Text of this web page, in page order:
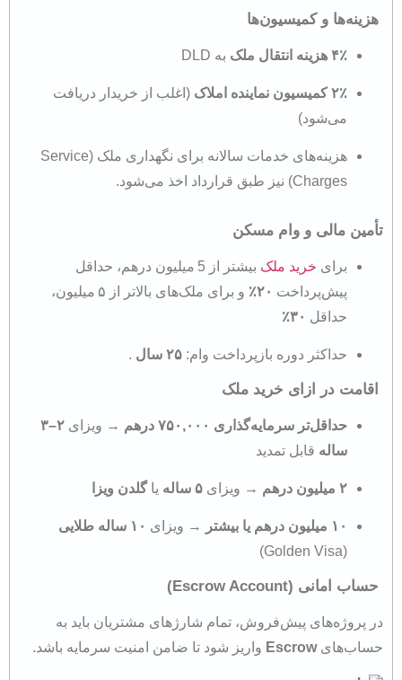
هزینه‌ها و کمیسیون‌ها
۴٪ هزینه انتقال ملک به DLD
۲٪ کمیسیون نماینده املاک
(اغلب از خریدار دریافت
می‌شود)
هزینه‌های خدمات سالانه برای نگهداری ملک (Service
Charges) نیز طبق قرارداد اخذ می‌شود.
تأمین مالی و وام مسکن
برای خرید ملک
بیشتر از 5 میلیون درهم، حداقل
پیش‌پرداخت ۲۰٪
و برای ملک‌های بالاتر از ۵ میلیون،
حداقل ۳۰٪
حداکثر دوره بازپرداخت وام: ۲۵ سال .
اقامت در ازای خرید ملک
حداقل‌تر سرمایه‌گذاری ۷۵۰,۰۰۰ درهم → ویزای
۲–۳
ساله قابل تمدید
۲ میلیون درهم → ویزای ۵ ساله یاگلدن ویزا
۱۰ میلیون درهم یا بیشتر → ویزای ۱۰ ساله طلایی
(Golden Visa)
حساب امانی (Escrow Account)
در پروژه‌های پیش‌فروش، تمام شارژهای مشتریان باید به
حساب‌هایEscrow واریز شود تا ضامن امنیت سرمایه باشد.